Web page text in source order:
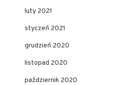
luty 2021
styczeń 2021
grudzień 2020
listopad 2020
październik 2020